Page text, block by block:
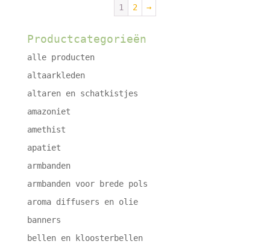
1 2 →
Productcategorieën
alle producten
altaarkleden
altaren en schatkistjes
amazoniet
amethist
apatiet
armbanden
armbanden voor brede pols
aroma diffusers en olie
banners
bellen en kloosterbellen